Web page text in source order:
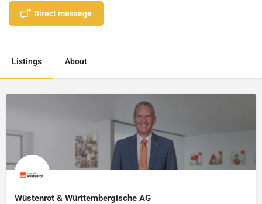
Direct message
Listings About
Wüstenrot & Württembergische AG